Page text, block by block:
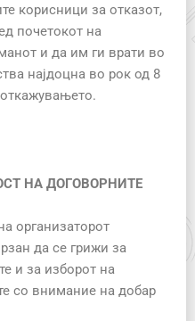
корисници за отказот,
почетокот на
и да им ги врати во
најдоцна во рок од 8
НА ДОГОВОРНИТЕ
организаторот
да се грижи за
и за изборот на
со внимание на добар